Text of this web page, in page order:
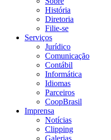
História
Diretoria
Filie-se
Serviços
Jurídico
Comunicação
Contábil
Informática
Idiomas
Parceiros
CoopBrasil
Imprensa
Notícias
Clipping
Galerias